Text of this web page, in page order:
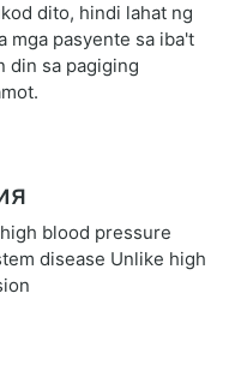
dito, hindi lahat ng
mga pasyente sa iba't
din sa pagiging
blood pressure
disease Unlike high